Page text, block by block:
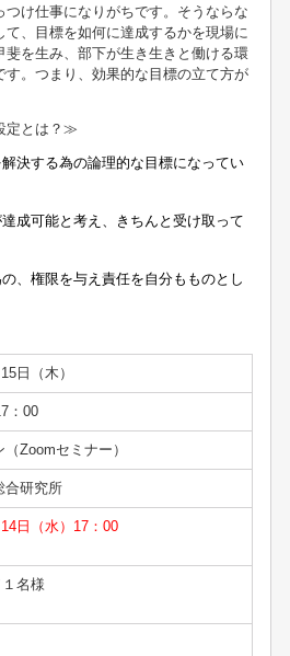
け仕事になりがちです。そうならな
て、目標を如何に達成するかを現場に
斐を生み、部下が生き生きと働ける環
す。つまり、効果的な目標の立て方が
定とは？≫
決する為の論理的な目標になってい
成可能と考え、きちんと受け取って
、権限を与え責任を自分もものとし
日（木）
：00
Zoomセミナー）
合研究所
日（水）17：00
名様